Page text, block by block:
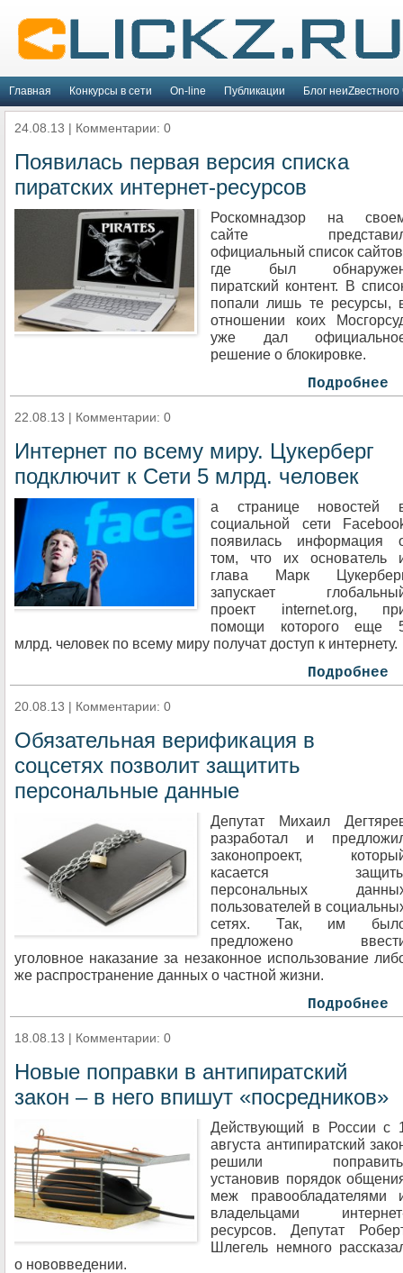
Главная Конкурсы в сети On-line Публикации Блог неиZвестного
24.08.13 | Комментарии: 0
Появилась первая версия списка
пиратских интернет-ресурсов
Роскомнадзор на
сайте
официальный список
где был
пиратский контент. В
попали лишь те ресурсы,
отношении коих
уже дал
решение о блокировке.
Подробнее
22.08.13 | Комментарии: 0
Интернет по всему миру. Цукерберг
подключит к Сети 5 млрд. человек
а странице новостей
социальной сети
появилась информация
том, что их основатель
глава Марк
запускает
проект internet.org,
помощи которого еще
млрд. человек по всему миру получат доступ к интернету.
Подробнее
20.08.13 | Комментарии: 0
Обязательная верификация в
соцсетях позволит защитить
персональные данные
Депутат Михаил
разработал и
законопроект,
касается
персональных
пользователей в
сетях. Так, им
предложено
уголовное наказание за незаконное использование
же распространение данных о частной жизни.
Подробнее
18.08.13 | Комментарии: 0
Новые поправки в антипиратский
закон – в него впишут «посредников»
Действующий в России с
августа антипиратский
решили
установив порядок
меж правообладателями
владельцами
ресурсов. Депутат
Шлегель немного
о нововведении.